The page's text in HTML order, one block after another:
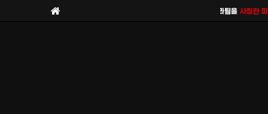
사칭한 피해 사례